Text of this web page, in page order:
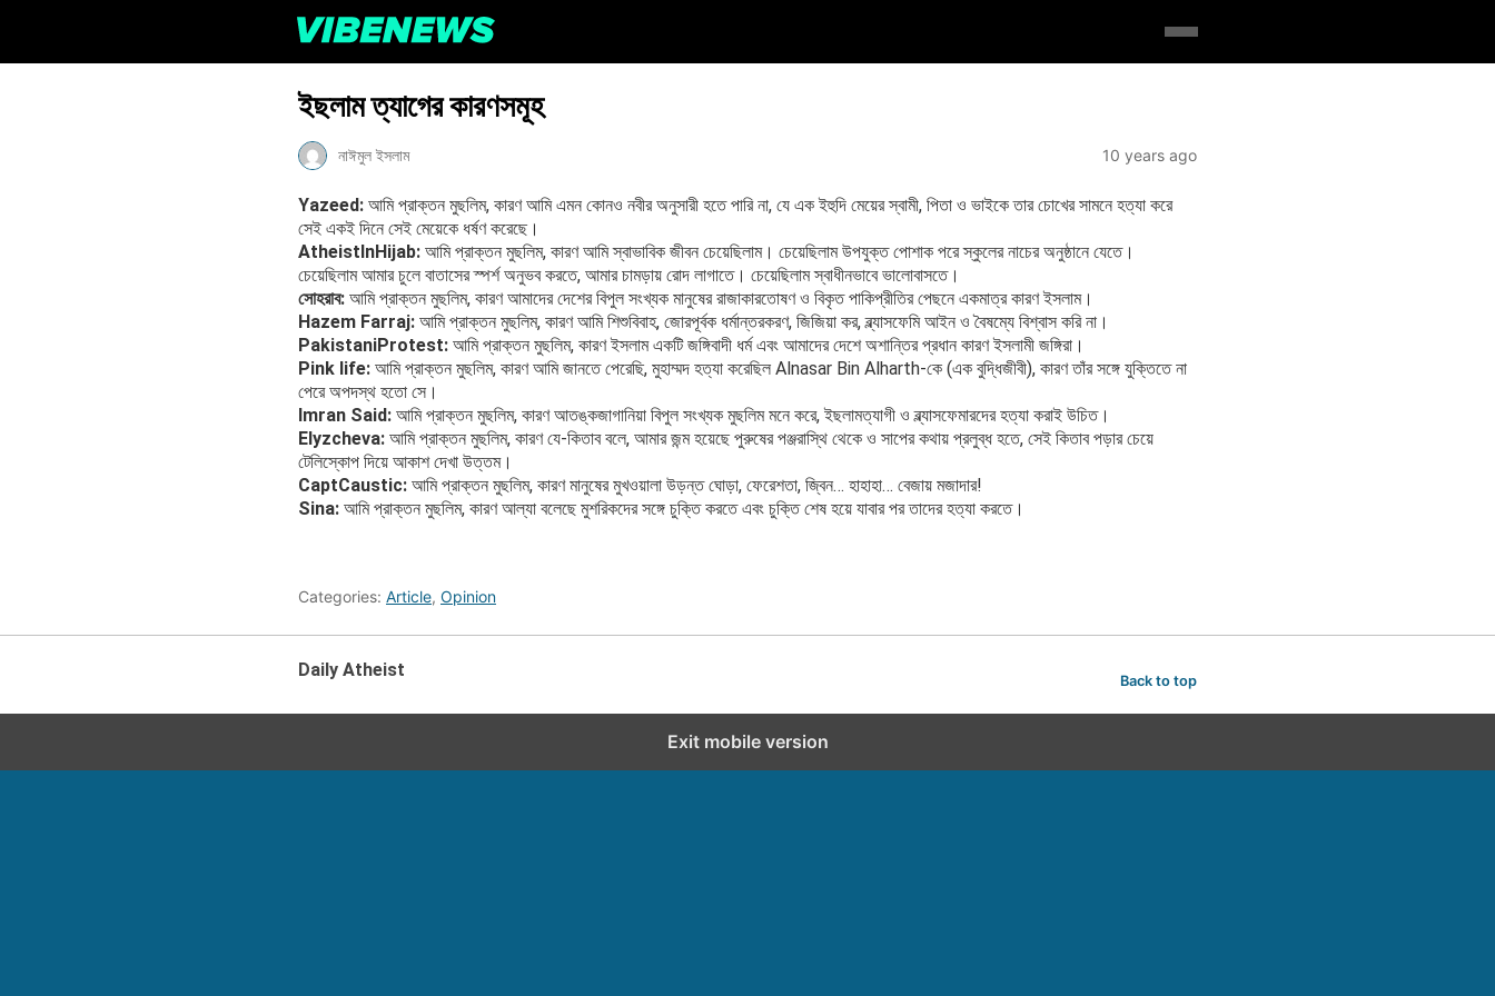
ইছলাম ত্যাগের কারণসমূহ
নাঈমুল ইসলাম 10 years ago
Yazeed: আমি প্রাক্তন মুছলিম, কারণ আমি এমন কোনও নবীর অনুসারী হতে পারি না, যে এক ইহুদি মেয়ের স্বামী, পিতা ও ভাইকে তার চোখের সামনে হত্যা করে
সেই একই দিনে সেই মেয়েকে ধর্ষণ করেছে।
AtheistInHijab: আমি প্রাক্তন মুছলিম, কারণ আমি স্বাভাবিক জীবন চেয়েছিলাম। চেয়েছিলাম উপযুক্ত পোশাক পরে স্কুলের নাচের অনুষ্ঠানে যেতে।
চেয়েছিলাম আমার চুলে বাতাসের স্পর্শ অনুভব করতে, আমার চামড়ায় রোদ লাগাতে। চেয়েছিলাম স্বাধীনভাবে ভালোবাসতে।
সোহরাব: আমি প্রাক্তন মুছলিম, কারণ আমাদের দেশের বিপুল সংখ্যক মানুষের রাজাকারতোষণ ও বিকৃত পাকিপ্রীতির পেছনে একমাত্র কারণ ইসলাম।
Hazem Farraj: আমি প্রাক্তন মুছলিম, কারণ আমি শিশুবিবাহ, জোরপূর্বক ধর্মান্তরকরণ, জিজিয়া কর, ব্ল্যাসফেমি আইন ও বৈষম্যে বিশ্বাস করি না।
PakistaniProtest: আমি প্রাক্তন মুছলিম, কারণ ইসলাম একটি জঙ্গিবাদী ধর্ম এবং আমাদের দেশে অশান্তির প্রধান কারণ ইসলামী জঙ্গিরা।
Pink life: আমি প্রাক্তন মুছলিম, কারণ আমি জানতে পেরেছি, মুহাম্মদ হত্যা করেছিল Alnasar Bin Alharth-কে (এক বুদ্ধিজীবী), কারণ তাঁর সঙ্গে যুক্তিতে না
পেরে অপদস্থ হতো সে।
Imran Said: আমি প্রাক্তন মুছলিম, কারণ আতঙ্কজাগানিয়া বিপুল সংখ্যক মুছলিম মনে করে, ইছলামত্যাগী ও ব্ল্যাসফেমারদের হত্যা করাই উচিত।
Elyzcheva: আমি প্রাক্তন মুছলিম, কারণ যে-কিতাব বলে, আমার জন্ম হয়েছে পুরুষের পঞ্জরাস্থি থেকে ও সাপের কথায় প্রলুব্ধ হতে, সেই কিতাব পড়ার চেয়ে
টেলিস্কোপ দিয়ে আকাশ দেখা উত্তম।
CaptCaustic: আমি প্রাক্তন মুছলিম, কারণ মানুষের মুখওয়ালা উড়ন্ত ঘোড়া, ফেরেশতা, জ্বিন… হাহাহা… বেজায় মজাদার!
Sina: আমি প্রাক্তন মুছলিম, কারণ আল্যা বলেছে মুশরিকদের সঙ্গে চুক্তি করতে এবং চুক্তি শেষ হয়ে যাবার পর তাদের হত্যা করতে।
Categories: Article, Opinion
Daily Atheist
Back to top
Exit mobile version